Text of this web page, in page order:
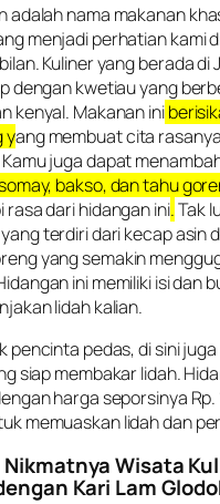
adalah nama makanan
menjadi perhatian kami
Kuliner yang berada di
dengan kwetiau yang
kenyal. Makanan ini
yang membuat cita
juga dapat
bakso, dan tahu
rasa dari hidangan ini.Tak
terdiri dari kecap asin
yang semakin
ini memiliki isi dan
lidah kalian.
pencinta pedas, di sini
siap membakar lidah.
harga seporsinya
memuaskan lidah dan
Nikmatnya Wisata
Kari Lam